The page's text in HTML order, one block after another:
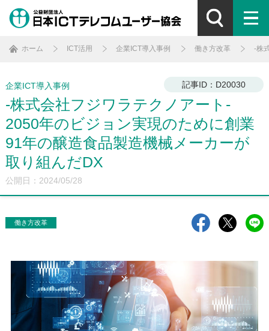
ホーム ICT活用 企業ICT導入事例 働き方改革 -株
企業ICT導入事例
-株式会社フジワラテクノアート-
2050年のビジョン実現のために創業
91年の醸造食品製造機械メーカーが
取り組んだDX
記事ID：D20030
公開日：2024/05/28
働き方改革